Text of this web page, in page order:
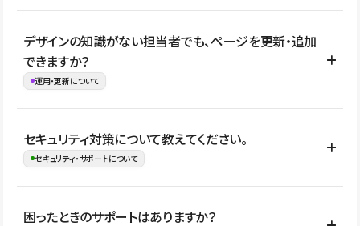
ない段階でも、お問い合わせください。
お問合せはこちら
公開ページ数、バージョン履歴の期間、CMS利用数の上限、権限
管理の有無などがプランごとに異なります。詳しくは料金プランペ
ージをご覧ください。
デザインの知識がない担当者でも、ページを更新・追加
できますか？
運用・更新について
はい。CMSやコンポーネントを活用して更新範囲を設計しておく
ことで、デザインを崩しにくい状態で運用できます。 さらにコン
ながらレイアウトに影響を与えずに更新作業を進めやすくなりま
セキュリティ対策について教えてください。
セキュリティ・サポートについて
Studioでは、公開サイトやサービスを安全に利用できるよう、通信
困ったときのサポートはありますか？